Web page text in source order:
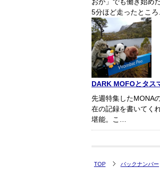
5分ほど走ったところ
DARK MOFOとタス
先週特集したMONA
在の記録を書いてく
堪能。こ…
TOP バックナンバー